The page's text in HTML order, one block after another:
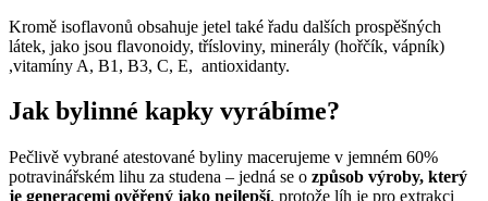
Kromě isoflavonů obsahuje jetel také řadu dalších prospěšných
látek, jako jsou flavonoidy, třísloviny, minerály (hořčík, vápník)
,vitamíny A, B1, B3, C, E, antioxidanty.
Jak bylinné kapky vyrábíme?
Pečlivě vybrané atestované byliny macerujeme v jemném 60%
potravinářském lihu za studena – jedná se o způsob výroby, který
je generacemi ověřený jako nejlepší, protože líh je pro extrakci